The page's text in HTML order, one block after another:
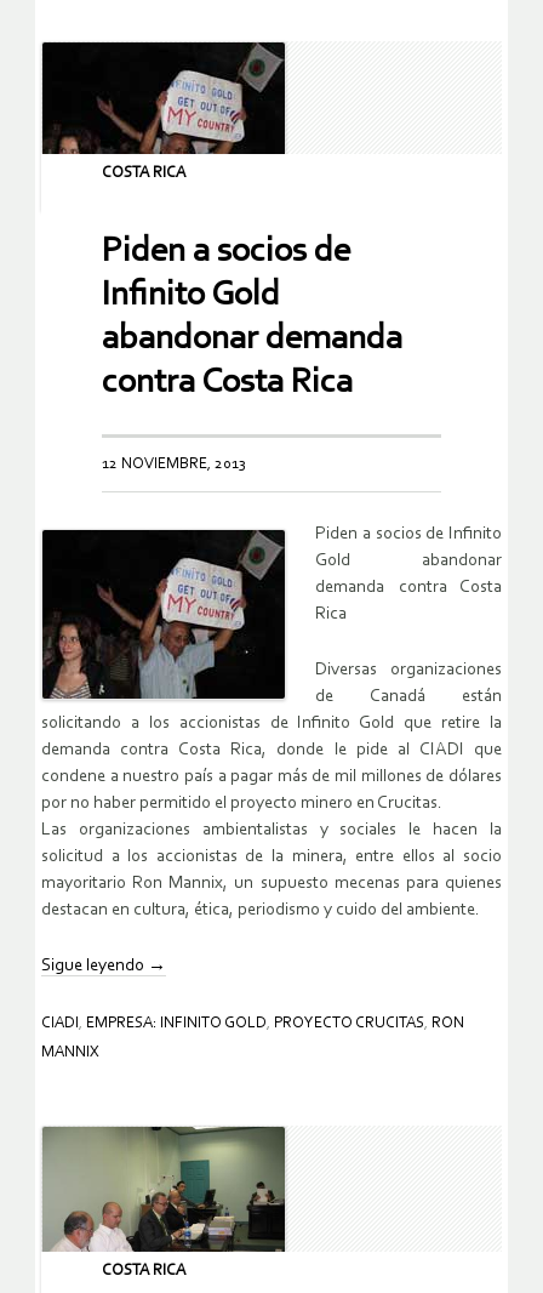
COSTA RICA
Piden a socios de
Infinito Gold
abandonar demanda
contra Costa Rica
12 NOVIEMBRE, 2013
Piden a socios de Infinito
Gold abandonar
demanda contra Costa
Rica
Diversas organizaciones
de Canadá están
solicitando a los accionistas de Infinito Gold que retire la
demanda contra Costa Rica, donde le pide al CIADI que
condene a nuestro país a pagar más de mil millones de dólares
por no haber permitido el proyecto minero en Crucitas.
Las organizaciones ambientalistas y sociales le hacen la
solicitud a los accionistas de la minera, entre ellos al socio
mayoritario Ron Mannix, un supuesto mecenas para quienes
destacan en cultura, ética, periodismo y cuido del ambiente.
Sigue leyendo →
CIADI , EMPRESA: INFINITO GOLD, PROYECTO CRUCITAS, RON
MANNIX
COSTA RICA